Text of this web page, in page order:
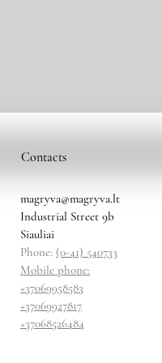
Contacts
magryva@magryva.lt
Industrial Street 9b
Siauliai
Phone: (0-41) 540733
Mobile phone:
+37069958583
+37069927817
+37068526484